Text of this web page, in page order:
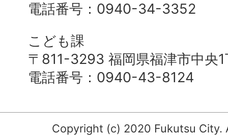
電話番号：0940-34-3352
こども課
〒811-3293 福岡県福津市中央1
電話番号：0940-43-8124
Copyright (c) 2020 Fukutsu City.